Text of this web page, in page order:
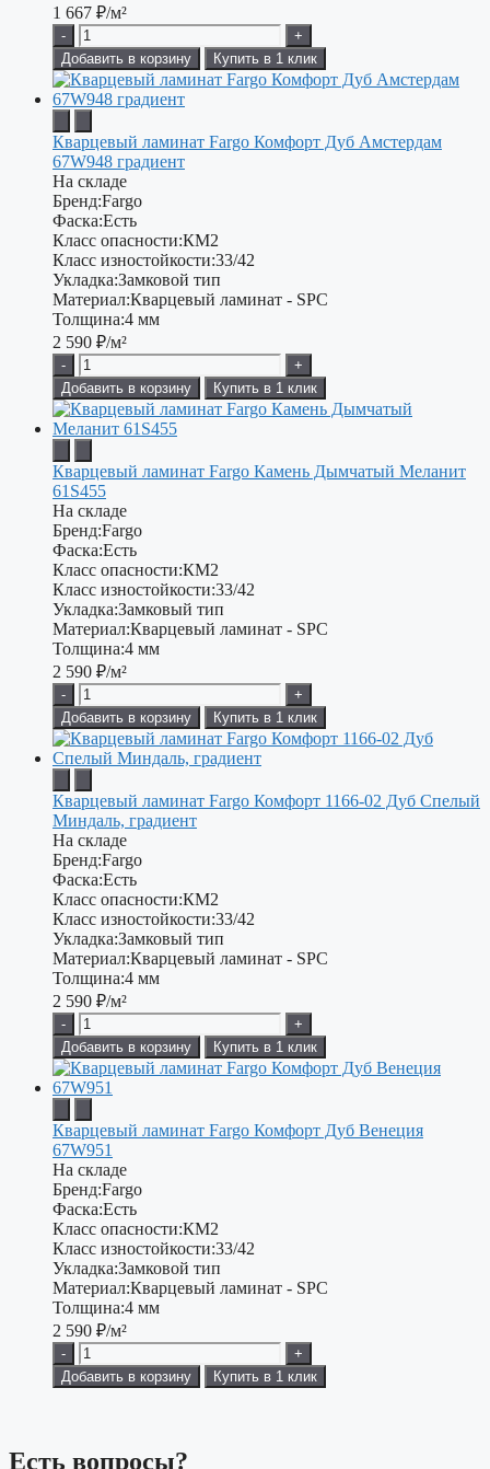
1 667 ₽/м²
-
+
Добавить в корзину
Купить в 1 клик
Кварцевый ламинат Fargo Комфорт Дуб Амстердам
67W948 градиент
На складе
Бренд:Fargo
Фаска:Есть
Класс опасности:КМ2
Класс изностойкости:33/42
Укладка:Замковой тип
Материал:Кварцевый ламинат - SPC
Толщина:4 мм
2 590 ₽/м²
-
+
Добавить в корзину
Купить в 1 клик
Кварцевый ламинат Fargo Камень Дымчатый Меланит
61S455
На складе
Бренд:Fargo
Фаска:Есть
Класс опасности:КМ2
Класс изностойкости:33/42
Укладка:Замковый тип
Материал:Кварцевый ламинат - SPC
Толщина:4 мм
2 590 ₽/м²
-
+
Добавить в корзину
Купить в 1 клик
Кварцевый ламинат Fargo Комфорт 1166-02 Дуб Спелый
Миндаль, градиент
На складе
Бренд:Fargo
Фаска:Есть
Класс опасности:КМ2
Класс изностойкости:33/42
Укладка:Замковый тип
Материал:Кварцевый ламинат - SPC
Толщина:4 мм
2 590 ₽/м²
-
+
Добавить в корзину
Купить в 1 клик
Кварцевый ламинат Fargo Комфорт Дуб Венеция
67W951
На складе
Бренд:Fargo
Фаска:Есть
Класс опасности:КМ2
Класс изностойкости:33/42
Укладка:Замковой тип
Материал:Кварцевый ламинат - SPC
Толщина:4 мм
2 590 ₽/м²
-
+
Добавить в корзину
Купить в 1 клик
Есть вопросы?